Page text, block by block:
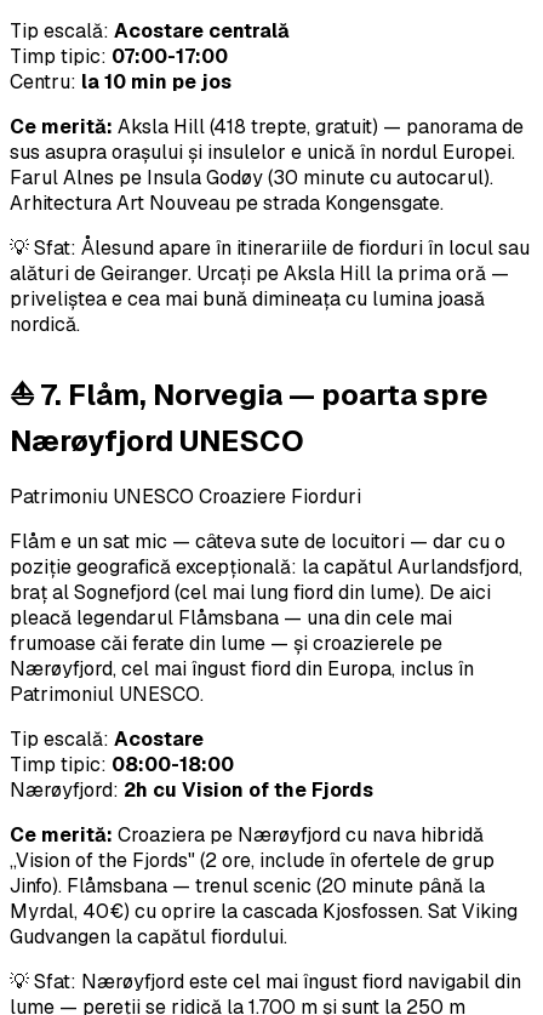
Tip escală: Acostare centrală
Timp tipic: 07:00-17:00
Centru: la 10 min pe jos
Ce merită: Aksla Hill (418 trepte, gratuit) — panorama de
sus asupra orașului și insulelor e unică în nordul Europei.
Farul Alnes pe Insula Godøy (30 minute cu autocarul).
Arhitectura Art Nouveau pe strada Kongensgate.
💡 Sfat: Ålesund apare în itinerariile de fiorduri în locul sau
alături de Geiranger. Urcați pe Aksla Hill la prima oră —
priveliștea e cea mai bună dimineața cu lumina joasă
nordică.
⛵ 7. Flåm, Norvegia — poarta spre
Nærøyfjord UNESCO
Patrimoniu UNESCO Croaziere Fiorduri
Flåm e un sat mic — câteva sute de locuitori — dar cu o
poziție geografică excepțională: la capătul Aurlandsfjord,
braț al Sognefjord (cel mai lung fiord din lume). De aici
pleacă legendarul Flåmsbana — una din cele mai
frumoase căi ferate din lume — și croazierele pe
Nærøyfjord, cel mai îngust fiord din Europa, inclus în
Patrimoniul UNESCO.
Tip escală: Acostare
Timp tipic: 08:00-18:00
Nærøyfjord: 2h cu Vision of the Fjords
Ce merită: Croaziera pe Nærøyfjord cu nava hibridă
„Vision of the Fjords" (2 ore, include în ofertele de grup
Jinfo). Flåmsbana — trenul scenic (20 minute până la
Myrdal, 40€) cu oprire la cascada Kjosfossen. Sat Viking
Gudvangen la capătul fiordului.
💡 Sfat: Nærøyfjord este cel mai îngust fiord navigabil din
lume — pereții se ridică la 1.700 m și sunt la 250 m